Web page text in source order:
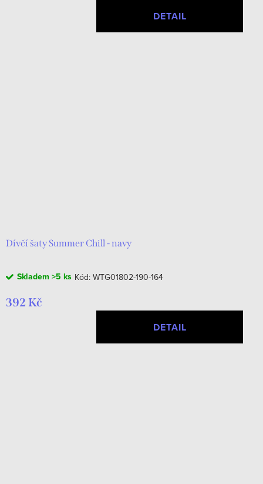
DETAIL
Dívčí šaty Summer Chill - navy
Skladem >5 ks Kód: WTG01802-190-164
392 Kč
DETAIL